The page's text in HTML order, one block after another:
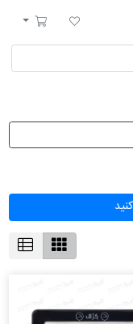
لیست مورد علاقه
سبد خرید